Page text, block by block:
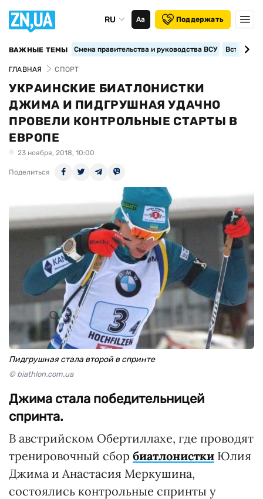
RU Аа Поддержать
ВАЖНЫЕ ТЕМЫ Смена правительства и руководства ВСУ
ГЛАВНАЯ СПОРТ
УКРАИНСКИЕ БИАТЛОНИСТКИ
ДЖИМА И ПИДГРУШНАЯ УДАЧНО
ПРОВЕЛИ КОНТРОЛЬНЫЕ СТАРТЫ В
ЕВРОПЕ
23 ноября, 2018, 10:00
Поделиться
Пидгрушная стала второй в спринте
© biathlon.com.ua
Джима стала победительницей
спринта.
В австрийском Обертиллахе, где проводят
тренировочный сбор биатлонистки Юлия
Джима и Анастасия Меркушина,
состоялись контрольные спринты у